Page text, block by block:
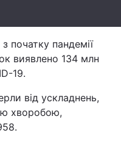
початку пандемії
виявлено 134 млн
19.
від ускладнень,
хворобою,